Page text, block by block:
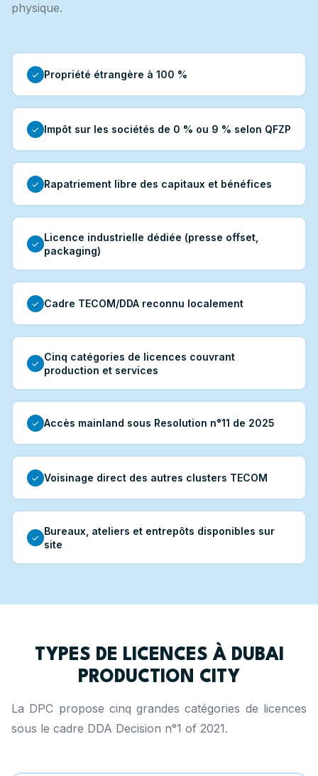
physique.
✓ Propriété étrangère à 100 %
✓ Impôt sur les sociétés de 0 % ou 9 % selon QFZP
✓ Rapatriement libre des capitaux et bénéfices
✓
Licence industrielle dédiée (presse offset,
packaging)
✓ Cadre TECOM/DDA reconnu localement
✓
Cinq catégories de licences couvrant
production et services
✓ Accès mainland sous Resolution n°11 de 2025
✓ Voisinage direct des autres clusters TECOM
✓
Bureaux, ateliers et entrepôts disponibles sur
site
TYPES DE LICENCES À DUBAI
PRODUCTION CITY
La DPC propose cinq grandes catégories de licences
sous le cadre DDA Decision n°1 of 2021.